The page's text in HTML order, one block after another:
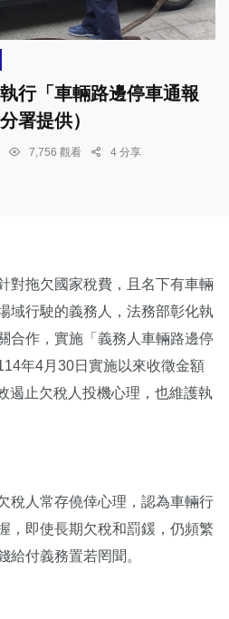
行「車輛路邊停車通報
署提供）
7,756 觀看 4 分享
對拖欠國家稅費，且名下有車輛
域行駛的義務人，法務部彰化執
合作，實施「義務人車輛路邊停
年4月30日實施以來收徵金額
遏止欠稅人投機心理，也維護執
稅人常存僥倖心理，認為車輛行
，即使長期欠稅和罰鍰，仍頻繁
給付義務置若罔聞。